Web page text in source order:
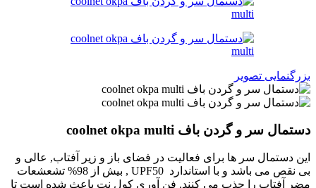
بزرگنمایی تصویر
دستمال سر و گردن باف coolnet okpa multi
این دستمال سر ها برای فعالیت در فضای باز و زیر آفتاب, عالی و
بی نقص می باشد و با استاندارد UPF50 , بیش از 98% تشعشعات
مضر آفتاب را جذب می کنند. فن آوری کول نت باعث شده است تا